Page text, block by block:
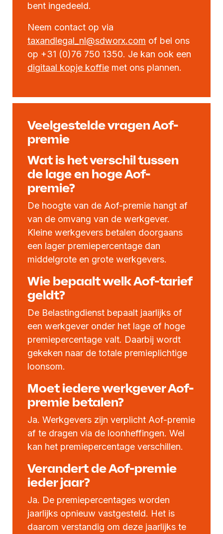
bent ingedeeld.
Neem contact op via
taxandlegal_nl@sdworx.com of bel ons
op +31 (0)76 750 1350. Je kan ook een
digitaal kopje koffie met ons plannen.
Veelgestelde vragen Aof-
premie
Wat is het verschil tussen
de lage en hoge Aof-
premie?
De hoogte van de Aof-premie hangt af
van de omvang van de werkgever.
Kleine werkgevers betalen doorgaans
een lager premiepercentage dan
middelgrote en grote werkgevers.
Wie bepaalt welk Aof-tarief
geldt?
De Belastingdienst bepaalt jaarlijks of
een werkgever onder het lage of hoge
premiepercentage valt. Daarbij wordt
gekeken naar de totale premieplichtige
loonsom.
Moet iedere werkgever Aof-
premie betalen?
Ja. Werkgevers zijn verplicht Aof-premie
af te dragen via de loonheffingen. Wel
kan het premiepercentage verschillen.
Verandert de Aof-premie
ieder jaar?
Ja. De premiepercentages worden
jaarlijks opnieuw vastgesteld. Het is
daarom verstandig om deze jaarlijks te